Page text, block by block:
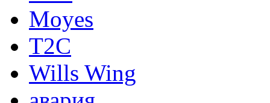
Moyes
T2C
Wills Wing